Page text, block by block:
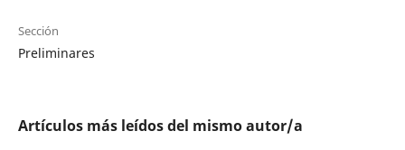
Sección
Preliminares
Artículos más leídos del mismo autor/a